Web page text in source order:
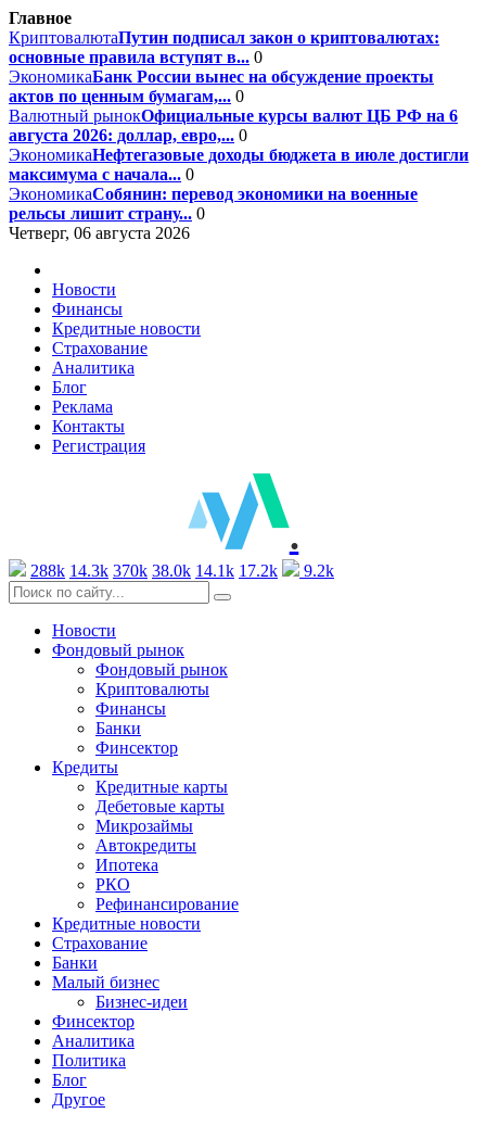
Главное
КриптовалютаПутин подписал закон о криптовалютах:
основные правила вступят в... 0
ЭкономикаБанк России вынес на обсуждение проекты
актов по ценным бумагам,... 0
Валютный рынокОфициальные курсы валют ЦБ РФ на 6
августа 2026: доллар, евро,... 0
ЭкономикаНефтегазовые доходы бюджета в июле достигли
максимума с начала... 0
ЭкономикаСобянин: перевод экономики на военные
рельсы лишит страну... 0
Четверг, 06 августа 2026
Новости
Финансы
Кредитные новости
Страхование
Аналитика
Блог
Реклама
Контакты
Регистрация
.
288k 14.3k 370k 38.0k 14.1k 17.2k 9.2k
Новости
Фондовый рынок
Фондовый рынок
Криптовалюты
Финансы
Банки
Финсектор
Кредиты
Кредитные карты
Дебетовые карты
Микрозаймы
Автокредиты
Ипотека
РКО
Рефинансирование
Кредитные новости
Страхование
Банки
Малый бизнес
Бизнес-идеи
Финсектор
Аналитика
Политика
Блог
Другое